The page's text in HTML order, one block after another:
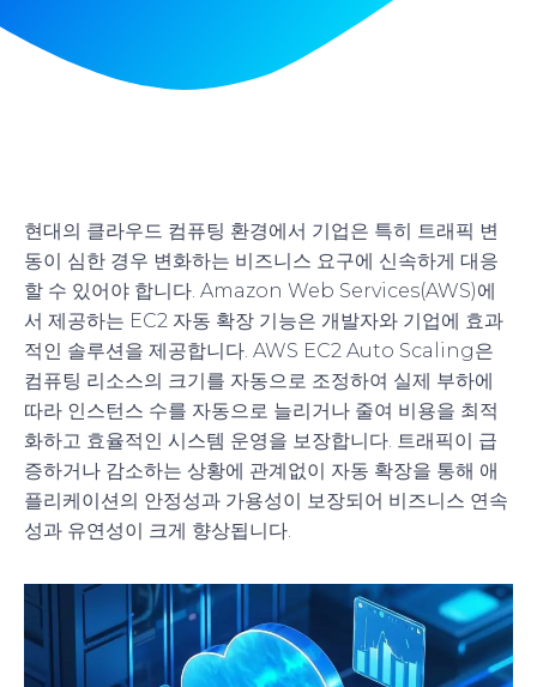
현대의 클라우드 컴퓨팅 환경에서 기업은 특히 트래픽 변
동이 심한 경우 변화하는 비즈니스 요구에 신속하게 대응
할 수 있어야 합니다. Amazon Web Services(AWS)에
서 제공하는 EC2 자동 확장 기능은 개발자와 기업에 효과
적인 솔루션을 제공합니다. AWS EC2 Auto Scaling은
컴퓨팅 리소스의 크기를 자동으로 조정하여 실제 부하에
따라 인스턴스 수를 자동으로 늘리거나 줄여 비용을 최적
화하고 효율적인 시스템 운영을 보장합니다. 트래픽이 급
증하거나 감소하는 상황에 관계없이 자동 확장을 통해 애
플리케이션의 안정성과 가용성이 보장되어 비즈니스 연속
성과 유연성이 크게 향상됩니다.